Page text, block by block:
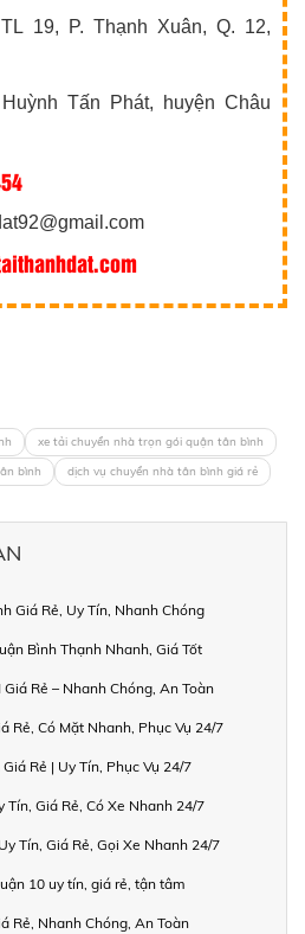
19, P. Thạnh Xuân, Q. 12,
Tấn Phát, huyện Châu
xe tải chuyển nhà trọn gói quận tân bình
bình
dịch vụ chuyển nhà tân bình giá rẻ
Giá Rẻ, Uy Tín, Nhanh Chóng
Bình Thạnh Nhanh, Giá Tốt
Rẻ – Nhanh Chóng, An Toàn
Rẻ, Có Mặt Nhanh, Phục Vụ 24/7
Rẻ | Uy Tín, Phục Vụ 24/7
Tín, Giá Rẻ, Có Xe Nhanh 24/7
Tín, Giá Rẻ, Gọi Xe Nhanh 24/7
10 uy tín, giá rẻ, tận tâm
Rẻ, Nhanh Chóng, An Toàn